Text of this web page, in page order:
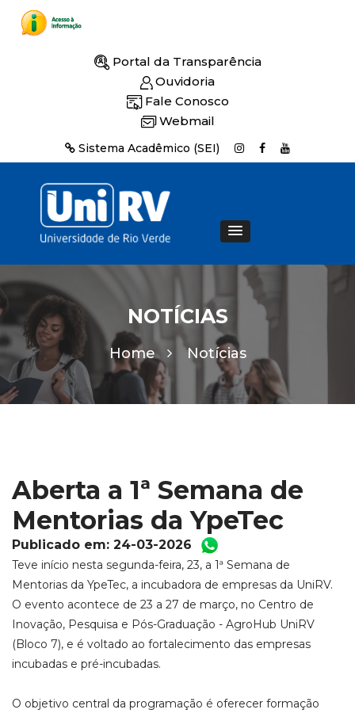
Portal da Transparência
Ouvidoria
Fale Conosco
Webmail
Sistema Acadêmico (SEI)
NOTÍCIAS
Home Notícias
Aberta a 1ª Semana de
Mentorias da YpeTec
Publicado em: 24-03-2026
Teve início nesta segunda-feira, 23, a 1ª Semana de
Mentorias da YpeTec, a incubadora de empresas da UniRV.
O evento acontece de 23 a 27 de março, no Centro de
Inovação, Pesquisa e Pós-Graduação - AgroHub UniRV
(Bloco 7), e é voltado ao fortalecimento das empresas
incubadas e pré-incubadas.
O objetivo central da programação é oferecer formação